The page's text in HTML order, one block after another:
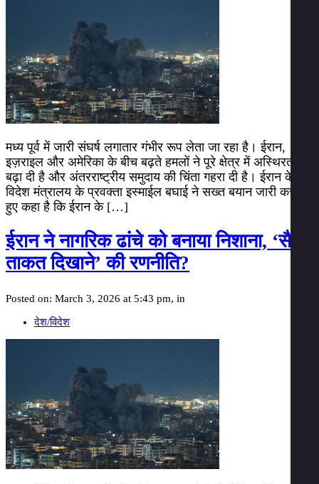
मध्य पूर्व में जारी संघर्ष लगातार गंभीर रूप लेता जा रहा है। ईरान,
इज़राइल और अमेरिका के बीच बढ़ते हमलों ने पूरे क्षेत्र में अस्थिरता
बढ़ा दी है और अंतरराष्ट्रीय समुदाय की चिंता गहरा दी है। ईरान के
विदेश मंत्रालय के प्रवक्ता इस्माईल बघाई ने सख्त बयान जारी करते
हुए कहा है कि ईरान के […]
ईरान ने नागरिक ढांचे को बनाया निशाना, ‘सैन्य
ताकत दिखाने’ की रणनीति?
Posted on: March 3, 2026 at 5:43 pm, in
देश/विदेश